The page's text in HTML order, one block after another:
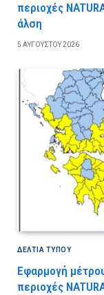
περιοχές
άλση
5 ΑΥΓΟΎΣΤΟΥ 2026
ΔΕΛΤΙΑ ΤΥΠΟΥ
Εφαρμογή
περιοχές